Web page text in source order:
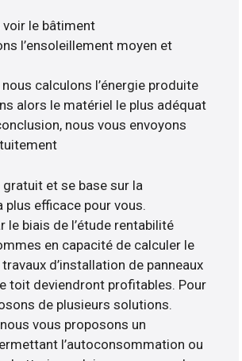
voir le bâtiment
l’ensoleillement moyen et
calculons l’énergie produite
alors le matériel le plus adéquat
nous vous envoyons
et se base sur la
efficace pour vous.
le biais de l’étude rentabilité
en capacité de calculer le
d’installation de panneaux
toit deviendront profitables. Pour
de plusieurs solutions.
vous proposons un
l’autoconsommation ou